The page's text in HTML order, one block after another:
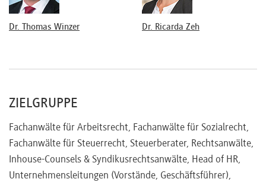
Anfechtung
Vor- und nachvertragliche Wettbewerbsverbote
Geänderte Abfindungsregeln und Auswirkungen auf den
Verhängung von Sperrzeiten
Dr. Thomas Winzer Dr. Ricarda Zeh
ZIELGRUPPE
Fachanwälte für Arbeitsrecht, Fachanwälte für Sozialrecht,
Fachanwälte für Steuerrecht, Steuerberater, Rechtsanwälte,
Inhouse-Counsels & Syndikusrechtsanwälte, Head of HR,
Unternehmensleitungen (Vorstände, Geschäftsführer),